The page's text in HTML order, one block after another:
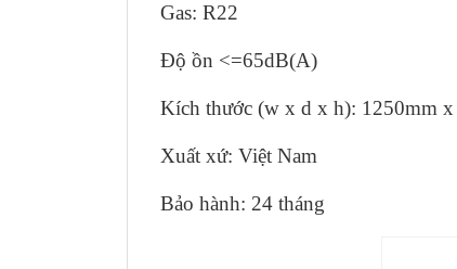
Gas: R22
Độ ồn <=65dB(A)
Kích thước (w x d x h): 1250mm
Xuất xứ: Việt Nam
Bảo hành: 24 tháng